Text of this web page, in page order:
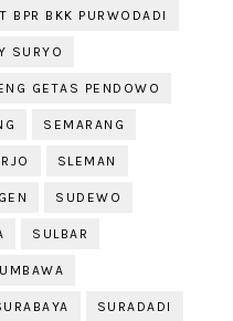
BPR BKK PURWODADI
SURYO
GETAS PENDOWO
SEMARANG
SLEMAN
SUDEWO
SULBAR
SURADADI